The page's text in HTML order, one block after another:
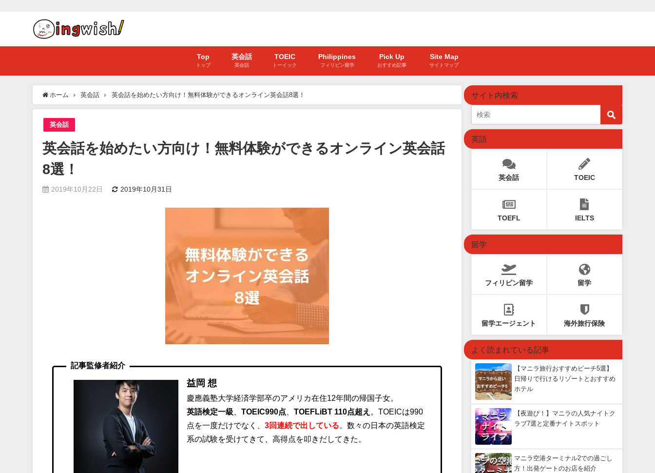
Top
トップ
英会話
英会話
TOEIC
トーイック
Philippines
フィリピン留学
Pick Up
おすすめ記事
Site Map
サイトマップ
ホーム 英会話 英会話を始めたい方向け！無料体験ができるオンライン英会話8選！
英会話
英会話を始めたい方向け！無料体験ができるオンライン英会話
8選！
2019年10月22日 2019年10月31日
記事監修者紹介
益岡 想
慶應義塾大学経済学部卒のアメリカ在住12年間の帰国子女。
英語検定一級
TOEIC990点 TOEFLiBT 110点超え
TOEICは990
点を一度だけでなく、 3回連続で出している
数々の日本の英語検定
系の試験を受けてきて、高得点を叩きだしてきた。
サイト内検索
英語
英会話 TOEIC
TOEFL IELTS
留学
フィリピン留学 留学
留学エージェント 海外旅行保険
よく読まれている記事
【マニラ旅行おすすめビーチ5選】
日帰りで行けるリゾートとおすすめ
ホテル
【夜遊び！】マニラの人気ナイトク
ラブ7選と定番ナイトスポット
マニラ空港ターミナル2での過ごし
方！出発ゲートのお店を紹介